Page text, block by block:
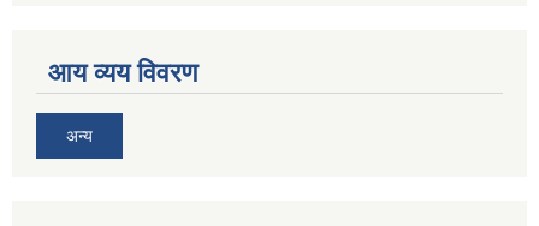
आय व्यय विवरण
अन्य